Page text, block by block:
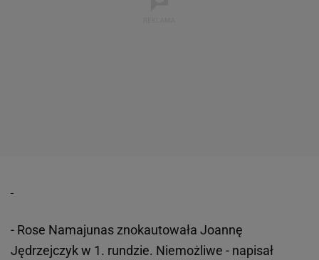
- Rose Namajunas znokautowała Joannę
Jędrzejczyk w 1. rundzie. Niemożliwe - napisał